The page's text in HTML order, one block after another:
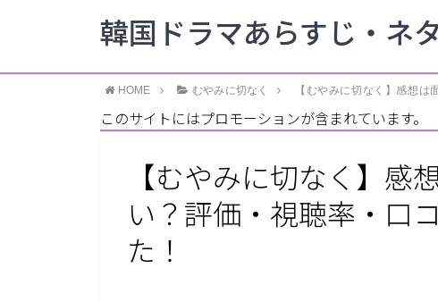
韓国ドラマあらすじ・ネ
HOME むやみに切なく 【むやみに切なく】感想
このサイトにはプロモーションが含まれています。
【むやみに切なく】感
い？評価・視聴率・口
た！